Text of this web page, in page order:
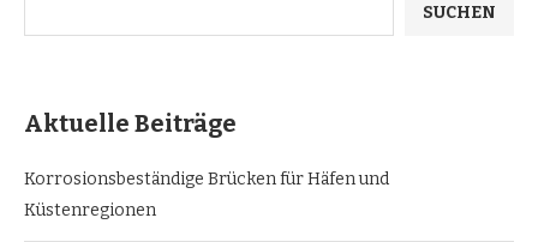
SUCHEN
Aktuelle Beiträge
Korrosionsbeständige Brücken für Häfen und
Küstenregionen